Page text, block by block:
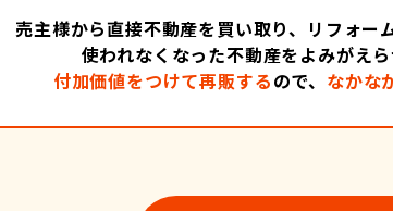
売主様から直接不動産を買い取り、リフォー
使われなくなった不動産をよみがえ
付加価値をつけて再販するので、 なかな